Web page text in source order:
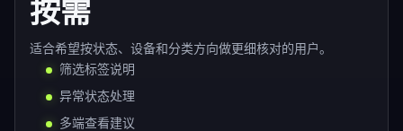
按需
适合希望按状态、设备和分类方向做更细核对的用户。
筛选标签说明
异常状态处理
多端查看建议